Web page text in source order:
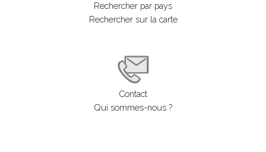
Rechercher par pays
Rechercher sur la carte
Contact
Qui sommes-nous ?